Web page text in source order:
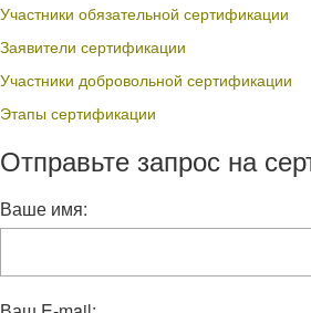
Участники обязательной сертификации
Заявители сертификации
Участники добровольной сертификации
Этапы сертификации
Отправьте запрос на
Ваше имя: